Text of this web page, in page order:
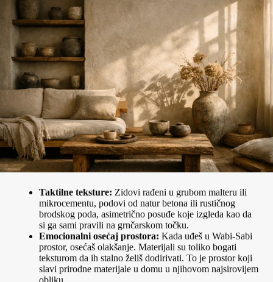
Taktilne teksture: Zidovi rađeni u grubom malteru ili
mikrocementu, podovi od natur betona ili rustičnog
brodskog poda, asimetrično posuđe koje izgleda kao da
si ga sami pravili na grnčarskom točku.
Emocionalni osećaj prostora: Kada uđeš u Wabi-Sabi
prostor, osećaš olakšanje. Materijali su toliko bogati
teksturom da ih stalno želiš dodirivati. To je prostor koji
slavi prirodne materijale u domu u njihovom najsirovijem
obliku.